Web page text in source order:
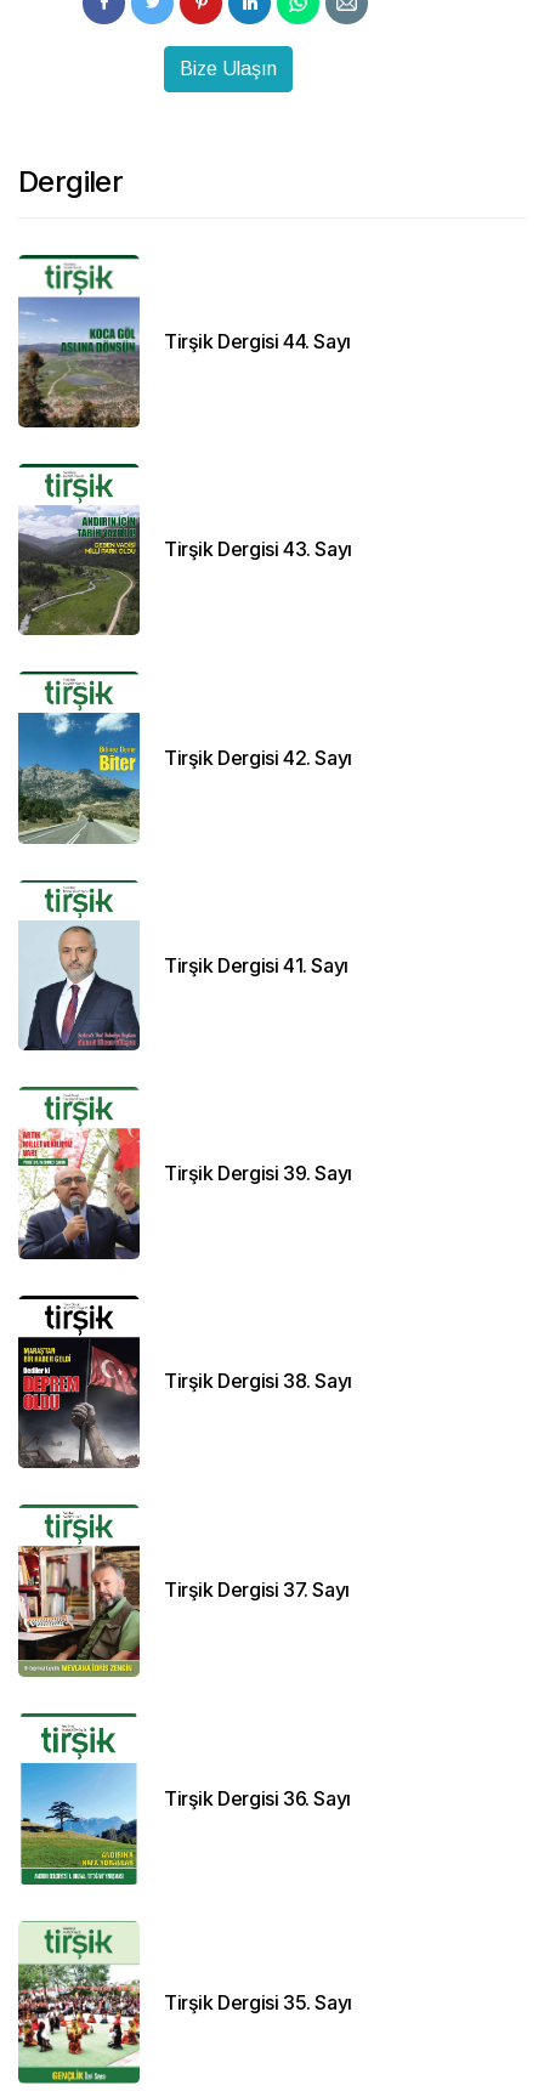
Bize Ulaşın
Dergiler
Tirşik Dergisi 44. Sayı
Tirşik Dergisi 43. Sayı
Tirşik Dergisi 42. Sayı
Tirşik Dergisi 41. Sayı
Tirşik Dergisi 39. Sayı
Tirşik Dergisi 38. Sayı
Tirşik Dergisi 37. Sayı
Tirşik Dergisi 36. Sayı
Tirşik Dergisi 35. Sayı